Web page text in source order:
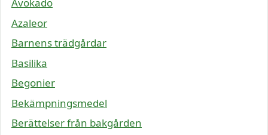
Avokado
Azaleor
Barnens trädgårdar
Basilika
Begonier
Bekämpningsmedel
Berättelser från bakgården